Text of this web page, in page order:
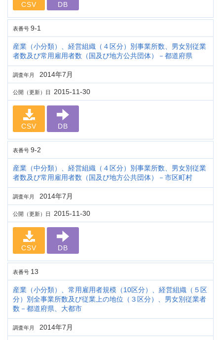
CSV DB
表番号 9-1
産業（小分類）、経営組織（４区分）別事業所数、男女別従業
者数及び常用雇用者数（国及び地方公共団体）－都道府県
調査年月 2014年7月
公開（更新）日 2015-11-30
CSV DB
表番号 9-2
産業（中分類）、経営組織（４区分）別事業所数、男女別従業
者数及び常用雇用者数（国及び地方公共団体）－市区町村
調査年月 2014年7月
公開（更新）日 2015-11-30
CSV DB
表番号 13
産業（小分類）、常用雇用者規模（10区分）、経営組織（５区
分）別全事業所数及び従業上の地位（３区分）、男女別従業者
数－都道府県、大都市
調査年月 2014年7月